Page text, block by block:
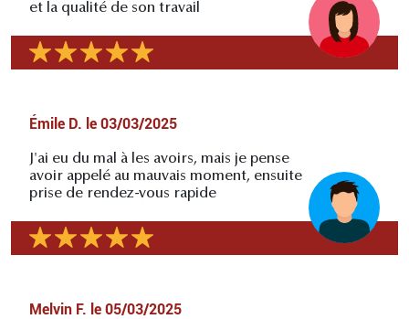
et la qualité de son travail
Émile D. le 03/03/2025
J'ai eu du mal à les avoirs, mais je pense
avoir appelé au mauvais moment, ensuite
prise de rendez-vous rapide
Melvin F. le 05/03/2025